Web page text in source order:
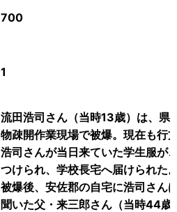
700
1
流田浩司さん（当時13歳）は、県
物疎開作業現場で被爆。現在も行
浩司さんが当日来ていた学生服が
つけられ、学校長宅へ届けられた
被爆後、安佐郡の自宅に浩司さん
聞いた父・来三郎さん（当時44